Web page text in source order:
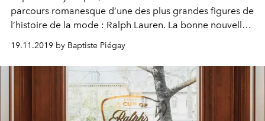
parcours romanesque d’une des plus grandes figures de
l’histoire de la mode : Ralph Lauren. La bonne nouvelle ?
Il est disponible depuis la Belgique.
19.11.2019 by Baptiste Piégay